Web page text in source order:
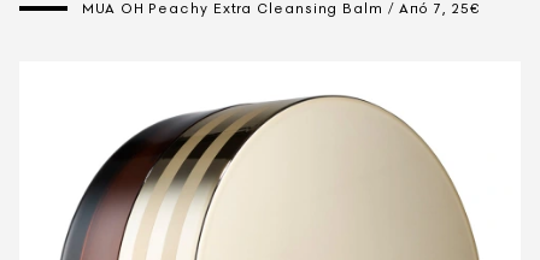
MUA OH Peachy Extra Cleansing Balm / Aπό 7, 25€